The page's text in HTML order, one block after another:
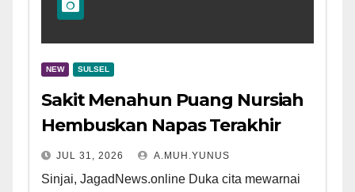
NEW SULSEL
Sakit Menahun Puang Nursiah
Hembuskan Napas Terakhir
JUL 31, 2026 A.MUH.YUNUS
Sinjai, JagadNews.online Duka cita mewarnai